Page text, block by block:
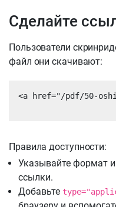
Сделайте
Пользователи
файл они скачивают:
<a href="/pdf/50-
Правила доступности:
Указывайте формат
ссылки.
Добавьте